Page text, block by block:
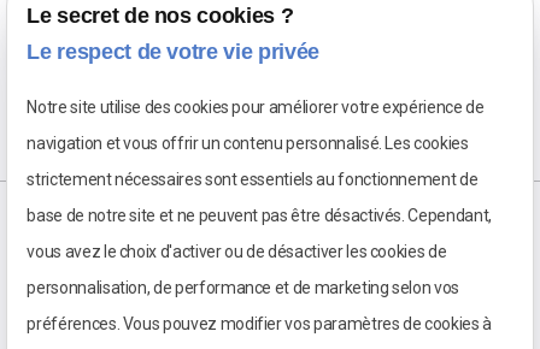
Le secret de nos cookies ?
Le respect de votre vie privée
Notre site utilise des cookies pour améliorer votre expérience de
navigation et vous offrir un contenu personnalisé. Les cookies
strictement nécessaires sont essentiels au fonctionnement de
base de notre site et ne peuvent pas être désactivés. Cependant,
vous avez le choix d'activer ou de désactiver les cookies de
personnalisation, de performance et de marketing selon vos
préférences. Vous pouvez modifier vos paramètres de cookies à